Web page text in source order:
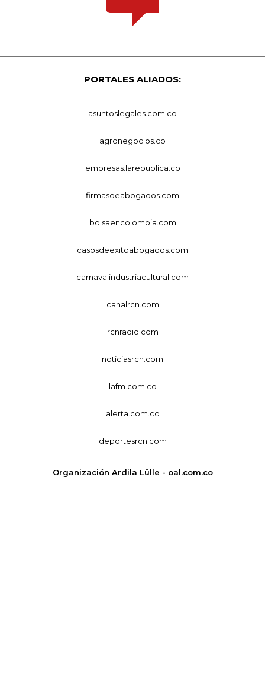
PORTALES ALIADOS:
asuntoslegales.com.co
agronegocios.co
empresas.larepublica.co
firmasdeabogados.com
bolsaencolombia.com
casosdeexitoabogados.com
carnavalindustriacultural.com
canalrcn.com
rcnradio.com
noticiasrcn.com
lafm.com.co
alerta.com.co
deportesrcn.com
Organización Ardila Lülle - oal.com.co